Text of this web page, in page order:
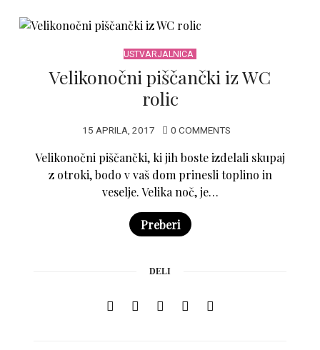
USTVARJALNICA
Velikonočni piščančki iz WC
rolic
15 APRILA, 2017 0 COMMENTS
Velikonočni piščančki, ki jih boste izdelali skupaj
z otroki, bodo v vaš dom prinesli toplino in
veselje. Velika noč, je…
Preberi
DELI